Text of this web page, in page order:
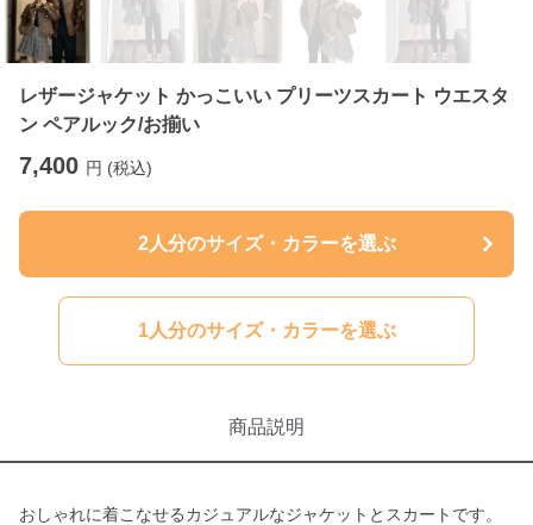
レザージャケット かっこいい プリーツスカート ウエスタ
ン ペアルック/お揃い
7,400 円 (税込)
2人分のサイズ・カラーを選ぶ
1人分のサイズ・カラーを選ぶ
商品説明
おしゃれに着こなせるカジュアルなジャケットとスカートです。